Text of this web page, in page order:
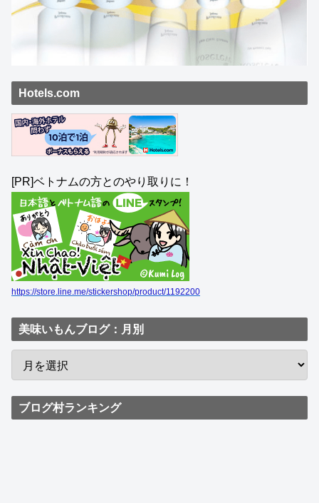
Hotels.com
[PR]ベトナムの方とのやり取りに！
https://store.line.me/stickershop/product/1192200
美味いもんブログ：月別
ブログ村ランキング